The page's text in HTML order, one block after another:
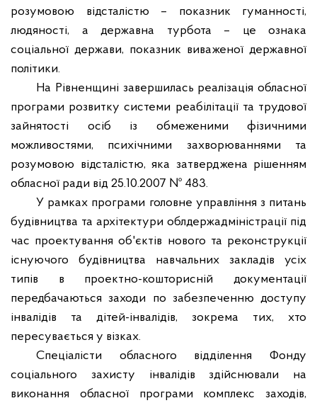
розумовою відсталістю – показник гуманності,
людяності, а державна турбота – це ознака
соціальної держави, показник виваженої державної
політики.
На Рівненщині завершилась реалізація обласної
програми розвитку системи реабілітації та трудової
зайнятості осіб із обмеженими фізичними
можливостями, психічними захворюваннями та
розумовою відсталістю, яка затверджена рішенням
обласної ради від 25.10.2007 № 483.
У рамках програми головне управління з питань
будівництва та архітектури облдержадміністрації під
час проектування об'єктів нового та реконструкції
існуючого будівництва навчальних закладів усіх
типів в проектно-кошторисній документації
передбачаються заходи по забезпеченню доступу
інвалідів та дітей-інвалідів, зокрема тих, хто
пересувається у візках.
Спеціалісти обласного відділення Фонду
соціального захисту інвалідів здійснювали на
виконання обласної програми комплекс заходів,